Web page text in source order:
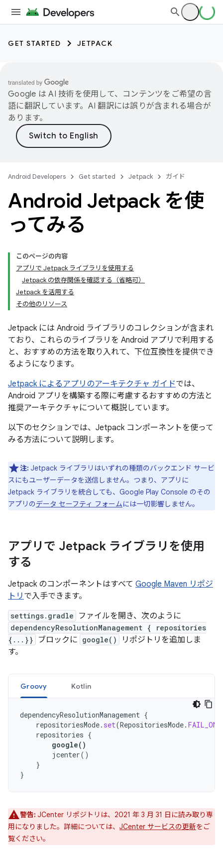
GET STARTED JETPACK
Google は AI 技術を使用して、コンテンツをご希望の言
語に翻訳しています。AI 翻訳には誤りが含まれる場合が
あります。
Android Developers Get started Jetpack ガイド
Android Jetpack を使
ってみる
このページの内容
アプリで Jetpack ライブラリを使用する
Jetpack の依存関係を確認する（省略可）
Jetpack を活用する
その他のリソース
Jetpack には Android ライブラリのコレクションが含まれ
ており、これらのライブラリを Android アプリで利用する
と、おすすめの方法を取り入れて、下位互換性を提供でき
るようになります。
Jetpack によるアプリのアーキテクチャ ガイドでは、
Android アプリを構築する際に考慮するおすすめの方法と
推奨アーキテクチャについて概説しています。
以下のセクションでは、Jetpack コンポーネントを使って
みる方法について説明します。
注: Jetpack ライブラリはいずれの種類のバックエンド サービ
スにもユーザーデータを送信しません。つまり、アプリに
Jetpack ライブラリを統合しても、Google Play Console のその
アプリのデータ セーフティ フォームには一切影響しません。
アプリで Jetpack ライブラリを使用
する
Jetpack のコンポーネントはすべて Google Maven リポジ
トリ で入手できます。
settings.gradle ファイルを開き、次のように
dependencyResolutionManagement { repositories
{...}}
ブロックに google()
リポジトリを追加しま
す。
Groovy Kotlin
dependencyResolutionManagement {
repositoriesMode. set(RepositoriesMode.
repositories {
google()
jcenter()
}
}
警告: JCenter リポジトリは、2021 年 3 月 31 日に読み取り専
用になりました。詳細については、 JCenter サービスの更新をご
覧ください。